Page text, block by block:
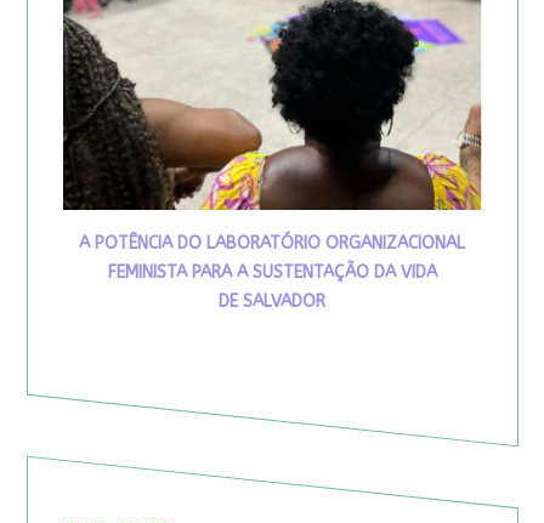
A POTÊNCIA DO LABORATÓRIO ORGANIZACIONAL
FEMINISTA PARA A SUSTENTAÇÃO DA VIDA
DE SALVADOR